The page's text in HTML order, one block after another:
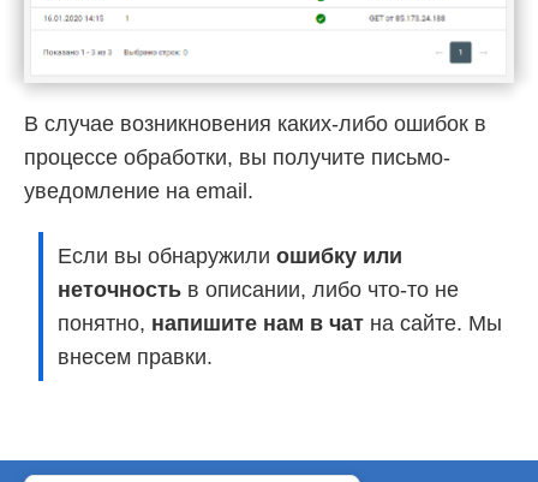
В случае возникновения каких-либо ошибок в
процессе обработки, вы получите письмо-
уведомление на email.
Если вы обнаружили ошибку или
неточность в описании, либо что-то не
понятно, напишите нам в чат на сайте. Мы
внесем правки.